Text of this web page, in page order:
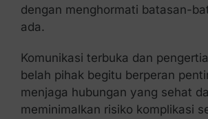
dengan menghormati batasan-
ada.
Komunikasi terbuka dan
belah pihak begitu berperan
menjaga hubungan yang sehat
meminimalkan risiko komplikasi